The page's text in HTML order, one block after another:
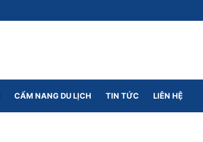
CẨM NANG DU LỊCH TIN TỨC LIÊN HỆ